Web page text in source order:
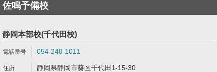
佐鳴予備校
静岡本部校(千代田校)
054-248-1011
静岡県静岡市葵区千代田1-15-30